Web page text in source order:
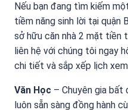
Nếu bạn đang tìm kiếm
tiềm năng sinh lời tại quận
sở hữu căn nhà 2 mặt tiền
liên hệ với chúng tôi ngay
chi tiết và sắp xếp lịch xem
Văn Học – Chuyên gia bất
luôn sẵn sàng đồng hành